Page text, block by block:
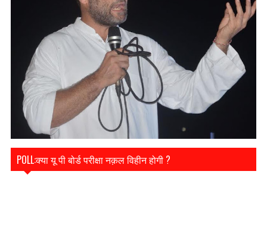
POLL:क्या यू पी बोर्ड परीक्षा नक़ल विहीन होगी ?